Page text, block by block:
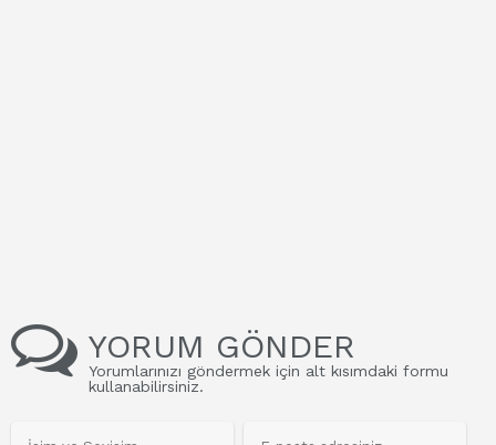
YORUM GÖNDER
Yorumlarınızı göndermek için alt kısımdaki formu
kullanabilirsiniz.